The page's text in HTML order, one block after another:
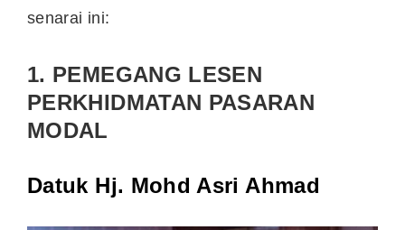
senarai ini:
1. PEMEGANG LESEN
PERKHIDMATAN PASARAN
MODAL
Datuk Hj. Mohd Asri Ahmad